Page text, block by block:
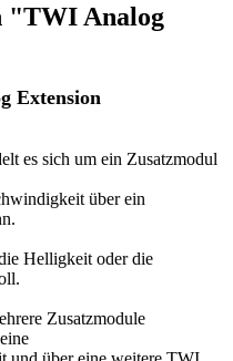
"TWI Analog
Extension
es sich um ein Zusatzmodul
über ein
Helligkeit oder die
Zusatzmodule